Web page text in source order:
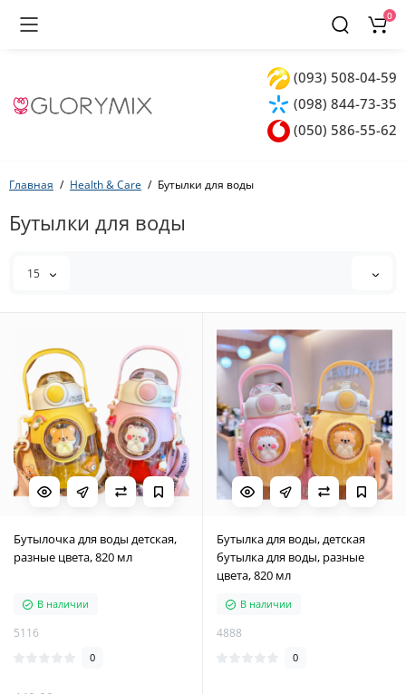
(093) 508-04-59
(098) 844-73-35
(050) 586-55-62
0
Главная Health & Care Бутылки для воды
Бутылки для воды
15
Бутылочка для воды детская,
разные цвета, 820 мл
В наличии
5116
0
Бутылка для воды, детская
бутылка для воды, разные
цвета, 820 мл
В наличии
4888
0